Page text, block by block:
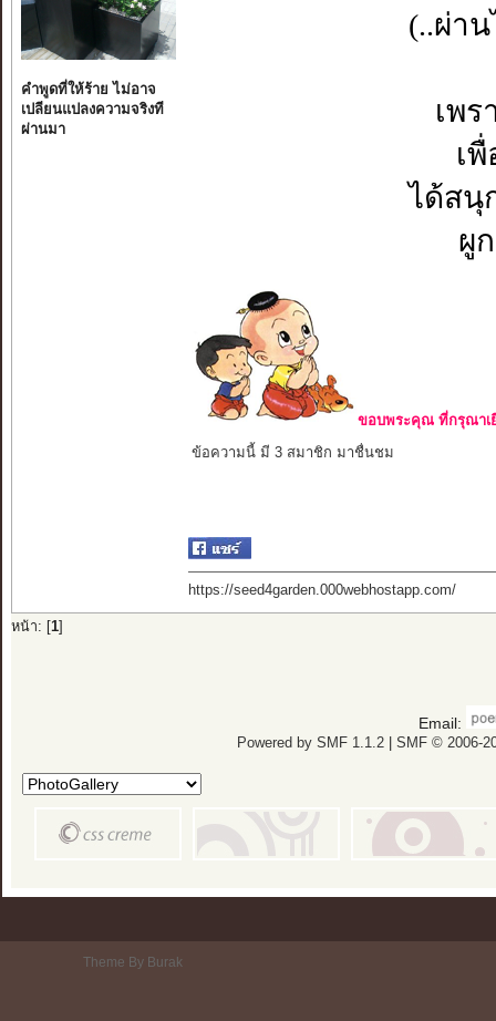
คำพูดที่ให้ร้าย ไม่อาจ
เปลียนแปลงความจริงที
ผ่านมา
(..ผ่า
เพ
เ
ได้สนุ
ผู
ขอบพระคุณ ที่กรุณาเ
ข้อความนี้ มี 3 สมาชิก มาชื่นชม
https://seed4garden.000webhostapp.com/
หน้า: [ 1]
Email:
Powered by SMF 1.1.2| SMF © 2006-
Theme By Burak